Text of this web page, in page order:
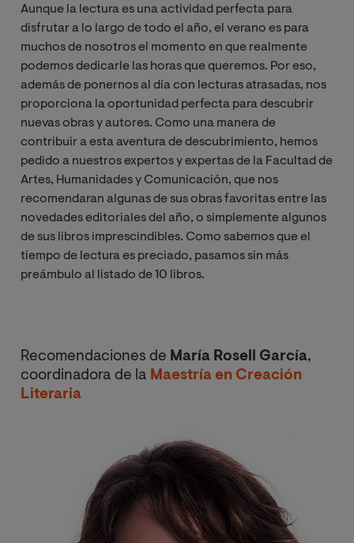
Aunque la lectura es una actividad perfecta para
disfrutar a lo largo de todo el año, el verano es para
muchos de nosotros el momento en que realmente
podemos dedicarle las horas que queremos. Por eso,
además de ponernos al día con lecturas atrasadas, nos
proporciona la oportunidad perfecta para descubrir
nuevas obras y autores. Como una manera de
contribuir a esta aventura de descubrimiento, hemos
pedido a nuestros expertos y expertas de la Facultad de
Artes, Humanidades y Comunicación, que nos
recomendaran algunas de sus obras favoritas entre las
novedades editoriales del año, o simplemente algunos
de sus libros imprescindibles. Como sabemos que el
tiempo de lectura es preciado, pasamos sin más
preámbulo al listado de 10 libros.
Recomendaciones de María Rosell García,
coordinadora de la Maestría en Creación
Literaria